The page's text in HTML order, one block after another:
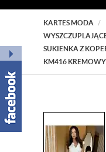
KARTES MODA
SUKIENKA Z
KM416 KREMOWY